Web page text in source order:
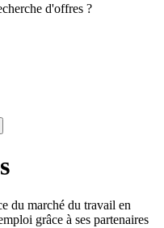
d'offres ?
du marché du travail en
grâce à ses partenaires